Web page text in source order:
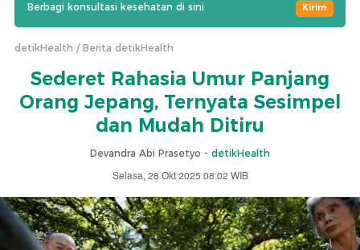
Berbagi konsultasi kesehatan di sini Kirim
detikHealth Berita detikHealth
Sederet Rahasia Umur Panjang
Orang Jepang, Ternyata Sesimpel
dan Mudah Ditiru
Devandra Abi Prasetyo - detikHealth
Selasa, 28 Okt 2025 08:02 WIB